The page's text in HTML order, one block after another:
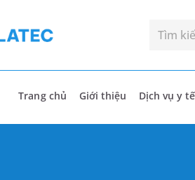
Trang chủ Giới thiệu Dịch vụ y tế